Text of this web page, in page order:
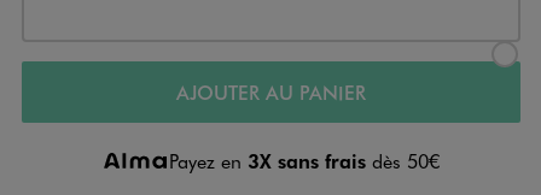
AJOUTER AU PANIER
Payez en 3X sans frais dès 50€